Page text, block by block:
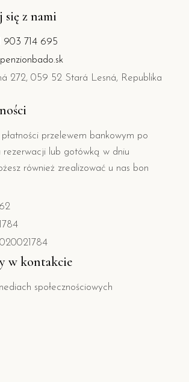
z nami
903 714 695
272, 059 52 Stará Lesná, Republika
przelewem bankowym po
rezerwacji lub gotówką w dniu
również zrealizować u nas bon
w kontakcie
społecznościowych